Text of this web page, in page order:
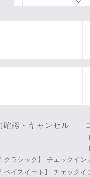
確認・キャンセル
クラシック】チェックイン
ベイスイート】 チェックイ